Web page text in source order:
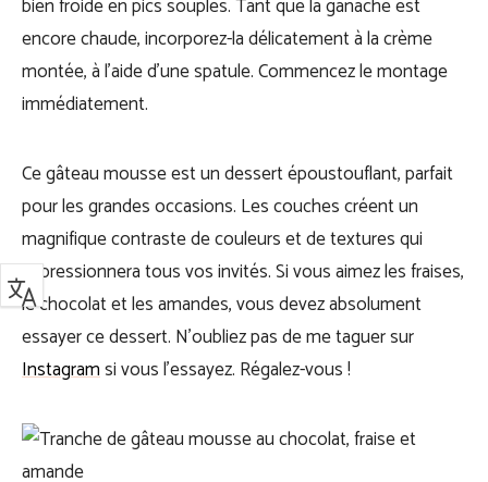
bien froide en pics souples. Tant que la ganache est
encore chaude, incorporez-la délicatement à la crème
montée, à l’aide d’une spatule. Commencez le montage
immédiatement.
Ce gâteau mousse est un dessert époustouflant, parfait
pour les grandes occasions. Les couches créent un
magnifique contraste de couleurs et de textures qui
impressionnera tous vos invités. Si vous aimez les fraises,
le chocolat et les amandes, vous devez absolument
essayer ce dessert. N’oubliez pas de me taguer sur
Instagramsi vous l’essayez. Régalez-vous !